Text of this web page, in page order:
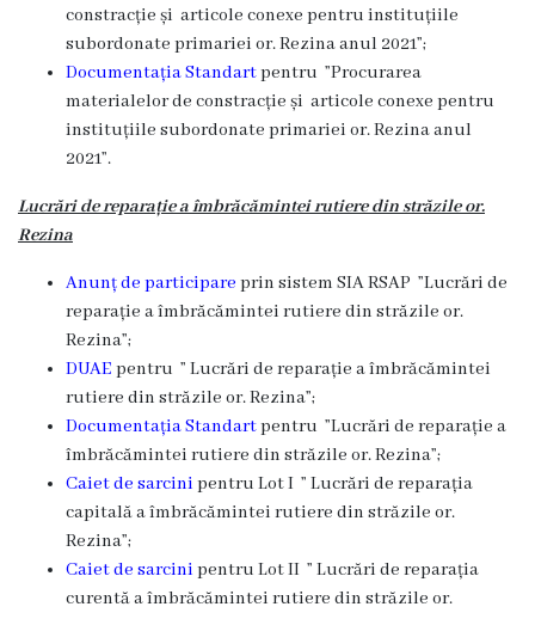
constracție și articole conexe pentru instituțiile
subordonate primariei or. Rezina anul 2021”;
Documentația Standartpentru ”Procurarea
materialelor de constracție și articole conexe pentru
instituțiile subordonate primariei or. Rezina anul
2021”.
Lucrări de reparațiea îmbrăcămintei rutiere din străzile or.
Rezina
Anunț de participare prin sistem SIA RSAP ”Lucrări de
reparație a îmbrăcămintei rutiere din străzile or.
Rezina”;
DUAE pentru ” Lucrări de reparație a îmbrăcămintei
rutiere din străzile or. Rezina”;
Documentația Standartpentru ”Lucrări de reparație a
îmbrăcămintei rutiere din străzile or. Rezina”;
Caiet de sarcini pentru Lot I ” Lucrări de reparația
capitalăa îmbrăcămintei rutiere din străzile or.
Rezina”;
Caiet de sarcini pentru Lot II ” Lucrări de reparația
curentăa îmbrăcămintei rutiere din străzile or.